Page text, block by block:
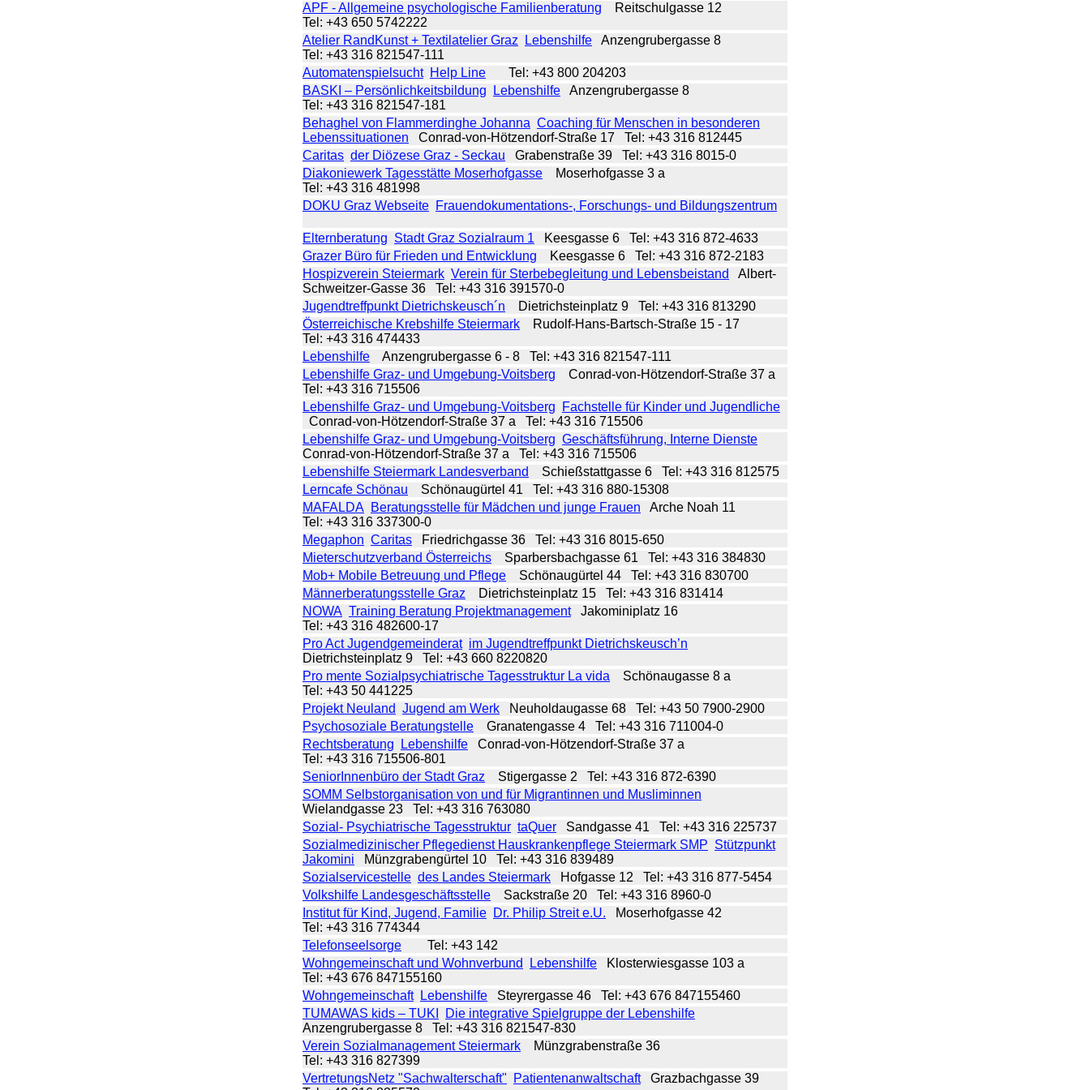
APF - Allgemeine psychologische Familienberatung
Reitschulgasse 12
Tel: +43 650 5742222
Atelier RandKunst + Textilatelier Graz
Lebenshilfe Anzengrubergasse 8
Tel: +43 316 821547-111
Automatenspielsucht Help Line
Tel: +43 800 204203
BASKI – Persönlichkeitsbildung
Lebenshilfe Anzengrubergasse 8
Tel: +43 316 821547-181
Behaghel von Flammerdinghe Johanna Coaching für Menschen in besonderen
Lebenssituationen Conrad-von-Hötzendorf-Straße 17 Tel: +43 316 812445
Caritas der Diözese Graz - Seckau Grabenstraße 39 Tel: +43 316 8015-0
Diakoniewerk Tagesstätte Moserhofgasse
Moserhofgasse 3 a
Tel: +43 316 481998
DOKU Graz Webseite Frauendokumentations-, Forschungs- und Bildungszentrum
Elternberatung Stadt Graz Sozialraum 1 Keesgasse 6 Tel: +43 316 872-4633
Grazer Büro für Frieden und Entwicklung
Keesgasse 6 Tel: +43 316 872-2183
Hospizverein Steiermark Verein für Sterbebegleitung und Lebensbeistand
Albert-
Schweitzer-Gasse 36 Tel: +43 316 391570-0
Jugendtreffpunkt Dietrichskeusch´n
Dietrichsteinplatz 9 Tel: +43 316 813290
Österreichische Krebshilfe Steiermark
Rudolf-Hans-Bartsch-Straße 15 - 17
Tel: +43 316 474433
Lebenshilfe
Anzengrubergasse 6 - 8 Tel: +43 316 821547-111
Lebenshilfe Graz- und Umgebung-Voitsberg
Conrad-von-Hötzendorf-Straße 37 a
Tel: +43 316 715506
Lebenshilfe Graz- und Umgebung-Voitsberg
Fachstelle für Kinder und Jugendliche
Conrad-von-Hötzendorf-Straße 37 a Tel: +43 316 715506
Lebenshilfe Graz- und Umgebung-Voitsberg Geschäftsführung, Interne Dienste
Conrad-von-Hötzendorf-Straße 37 a Tel: +43 316 715506
Lebenshilfe Steiermark Landesverband
Schießstattgasse 6 Tel: +43 316 812575
Lerncafe Schönau
Schönaugürtel 41 Tel: +43 316 880-15308
MAFALDA Beratungsstelle für Mädchen und junge Frauen Arche Noah 11
Tel: +43 316 337300-0
Megaphon Caritas Friedrichgasse 36 Tel: +43 316 8015-650
Mieterschutzverband Österreichs
Sparbersbachgasse 61 Tel: +43 316 384830
Mob+ Mobile Betreuung und Pflege
Schönaugürtel 44 Tel: +43 316 830700
Männerberatungsstelle Graz
Dietrichsteinplatz 15 Tel: +43 316 831414
NOWA Training Beratung ProjektmanagementJakominiplatz 16
Tel: +43 316 482600-17
Pro Act Jugendgemeinderat im Jugendtreffpunkt Dietrichskeusch’n
Dietrichsteinplatz 9 Tel: +43 660 8220820
Pro mente Sozialpsychiatrische Tagesstruktur La vida
Schönaugasse 8 a
Tel: +43 50 441225
Projekt Neuland Jugend am Werk Neuholdaugasse 68 Tel: +43 50 7900-2900
Psychosoziale Beratungstelle
Granatengasse 4 Tel: +43 316 711004-0
Rechtsberatung
Lebenshilfe Conrad-von-Hötzendorf-Straße 37 a
Tel: +43 316 715506-801
SeniorInnenbüro der Stadt Graz
Stigergasse 2 Tel: +43 316 872-6390
SOMM Selbstorganisation von und für Migrantinnen und Musliminnen
Wielandgasse 23 Tel: +43 316 763080
Sozial- Psychiatrische Tagesstruktur taQuer Sandgasse 41 Tel: +43 316 225737
Sozialmedizinischer Pflegedienst Hauskrankenpflege Steiermark SMP Stützpunkt
Jakomini Münzgrabengürtel 10 Tel: +43 316 839489
Sozialservicestelle des Landes Steiermark Hofgasse 12 Tel: +43 316 877-5454
Volkshilfe Landesgeschäftsstelle
Sackstraße 20 Tel: +43 316 8960-0
Institut für Kind, Jugend, Familie Dr. Philip Streit e.U. Moserhofgasse 42
Tel: +43 316 774344
Telefonseelsorge
Tel: +43 142
Wohngemeinschaft und Wohnverbund
Lebenshilfe Klosterwiesgasse 103 a
Tel: +43 676 847155160
Wohngemeinschaft
Lebenshilfe Steyrergasse 46 Tel: +43 676 847155460
TUMAWAS kids – TUKI
Die integrative Spielgruppe der Lebenshilfe
Anzengrubergasse 8 Tel: +43 316 821547-830
Verein Sozialmanagement Steiermark
Münzgrabenstraße 36
Tel: +43 316 827399
VertretungsNetz "Sachwalterschaft"
PatientenanwaltschaftGrazbachgasse 39